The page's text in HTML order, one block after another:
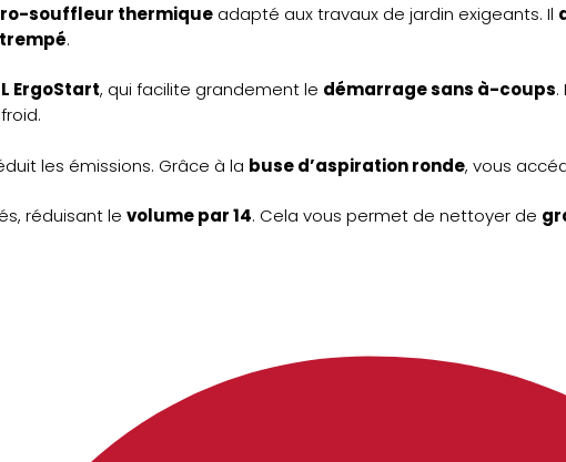
souffleur thermiqueadapté aux travaux de jardin exigeants. Il
.
ErgoStart, qui facilite grandement le démarrage sans à-coups.
les émissions. Grâce à la buse d’aspiration ronde, vous
réduisant le volume par 14. Cela vous permet de nettoyer de